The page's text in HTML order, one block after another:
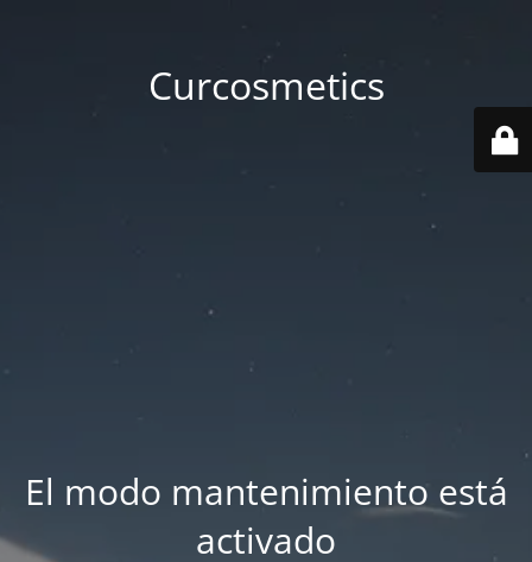
Curcosmetics
El modo mantenimiento está
activado